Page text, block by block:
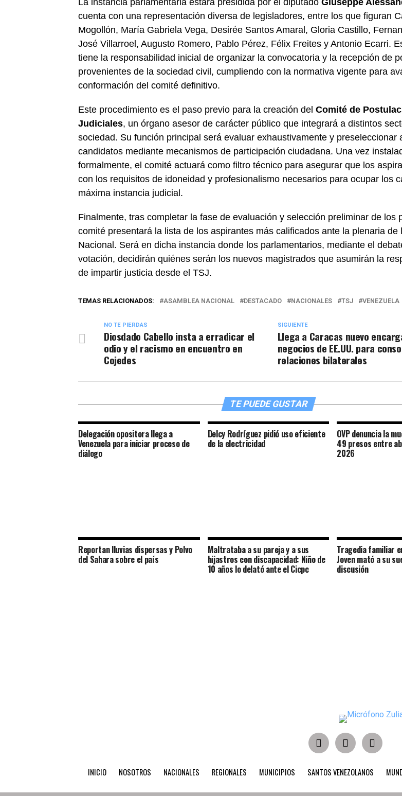
La instancia parlamentaria estará presidida por el diputado Giuseppe
cuenta con una representación diversa de legisladores, entre los que figuran
Mogollón, María Gabriela Vega, Desirée Santos Amaral, Gloria Castillo,
José Villarroel, Augusto Romero, Pablo Pérez, Félix Freites y Antonio Ecarri.
tiene la responsabilidad inicial de organizar la convocatoria y la recepción de
provenientes de la sociedad civil, cumpliendo con la normativa vigente para
conformación del comité definitivo.
Este procedimiento es el paso previo para la creación del Comité de
Judiciales, un órgano asesor de carácter público que integrará a distintos
sociedad. Su función principal será evaluar exhaustivamente y preseleccionar
candidatos mediante mecanismos de participación ciudadana. Una vez
formalmente, el comité actuará como filtro técnico para asegurar que los
con los requisitos de idoneidad y profesionalismo necesarios para ocupar los
máxima instancia judicial.
Finalmente, tras completar la fase de evaluación y selección preliminar de los
comité presentará la lista de los aspirantes más calificados ante la plenaria de
Nacional. Será en dicha instancia donde los parlamentarios, mediante el
votación, decidirán quiénes serán los nuevos magistrados que asumirán la
de impartir justicia desde el TSJ.
TEMAS RELACIONADOS: ASAMBLEA NACIONAL DESTACADO NACIONALES TSJ VENEZUELA
SIGUIENTE
Llega a Caracas nuevo
negocios de EE.UU. para
relaciones bilaterales
NO TE PIERDAS
Diosdado Cabello insta a erradicar el
odio y el racismo en encuentro en
Cojedes
TE PUEDE GUSTAR
Delegación opositora llega a
Venezuela para iniciar proceso de
diálogo
Delcy Rodríguez pidió uso eficiente
de la electricidad
OVP denuncia la
49 presos entre
2026
Reportan lluvias dispersas y Polvo
del Sahara sobre el país
Maltrataba a su pareja y a sus
hijastros con discapacidad: Niño de
10 años lo delató ante el Cicpc
Tragedia familiar
Joven mató a su
discusión
INICIO NOSOTROS NACIONALES REGIONALES MUNICIPIOS SANTOS VENEZOLANOS